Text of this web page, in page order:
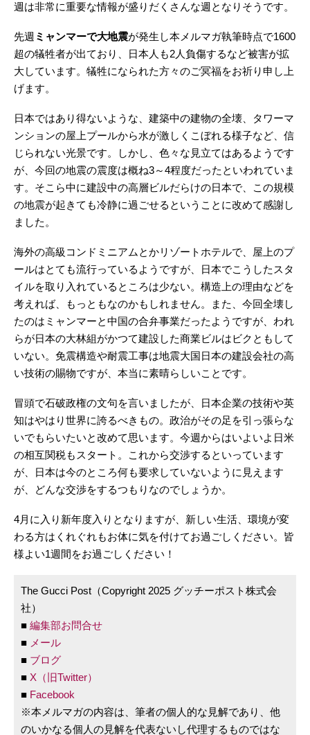
週は非常に重要な情報が盛りだくさんな週となりそうです。
先週 ミャンマーで大地震が発生し本メルマガ執筆時点で1600
超の犠牲者が出ており、日本人も2人負傷するなど被害が拡
大しています。犠牲になられた方々のご冥福をお祈り申し上
げます。
日本ではあり得ないような、建築中の建物の全壊、タワーマ
ンションの屋上プールから水が激しくこぼれる様子など、信
じられない光景です。しかし、色々な見立てはあるようです
が、今回の地震の震度は概ね3～4程度だったといわれていま
す。そこら中に建設中の高層ビルだらけの日本で、この規模
の地震が起きても冷静に過ごせるということに改めて感謝し
ました。
海外の高級コンドミニアムとかリゾートホテルで、屋上のプ
ールはとても流行っているようですが、日本でこうしたスタ
イルを取り入れているところは少ない。構造上の理由などを
考えれば、もっともなのかもしれません。また、今回全壊し
たのはミャンマーと中国の合弁事業だったようですが、われ
らが日本の大林組がかつて建設した商業ビルはビクともして
いない。免震構造や耐震工事は地震大国日本の建設会社の高
い技術の賜物ですが、本当に素晴らしいことです。
冒頭で石破政権の文句を言いましたが、日本企業の技術や英
知はやはり世界に誇るべきもの。政治がその足を引っ張らな
いでもらいたいと改めて思います。今週からはいよいよ日米
の相互関税もスタート。これから交渉するといっています
が、日本は今のところ何も要求していないように見えます
が、どんな交渉をするつもりなのでしょうか。
4月に入り新年度入りとなりますが、新しい生活、環境が変
わる方はくれぐれもお体に気を付けてお過ごしください。皆
様よい1週間をお過ごしください！
The Gucci Post（Copyright 2025 グッチーポスト株式会
社）
■ 編集部お問合せ
■ メール
■ ブログ
■ X（旧Twitter）
■ Facebook
※本メルマガの内容は、筆者の個人的な見解であり、他
のいかなる個人の見解を代表ないし代理するものではな